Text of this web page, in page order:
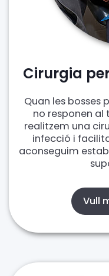
Cirurgia
Quan les bosses
no responen
realitzem una
infecció i
aconseguim
Vull